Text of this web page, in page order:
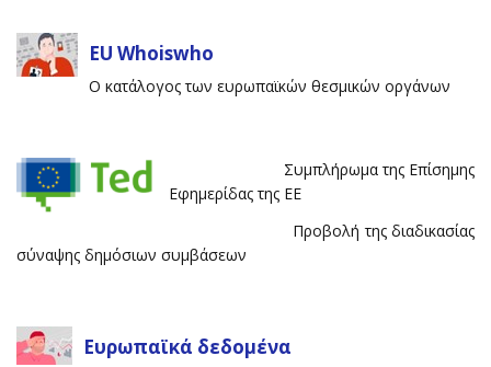
EU Whoiswho
Ο κατάλογος των ευρωπαϊκών θεσμικών οργάνων
Συμπλήρωμα της Επίσημης
Εφημερίδας της ΕΕ
Προβολή της διαδικασίας
σύναψης δημόσιων συμβάσεων
Ευρωπαϊκά δεδομένα